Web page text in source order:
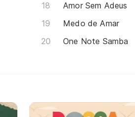
Amor Sem Adeus
Medo de Amar
One Note Samba